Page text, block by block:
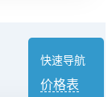
快速导航
价格表